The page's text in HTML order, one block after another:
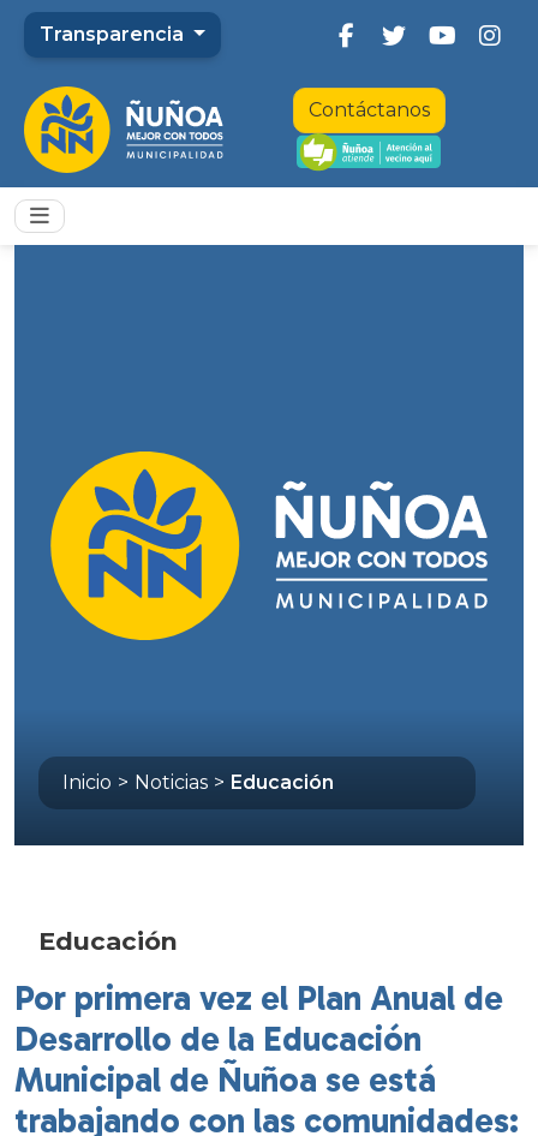
Transparencia
Contáctanos
Inicio > Noticias > Educación
Educación
Por primera vez el Plan Anual de
Desarrollo de la Educación
Municipal de Ñuñoa se está
trabajando con las comunidades: